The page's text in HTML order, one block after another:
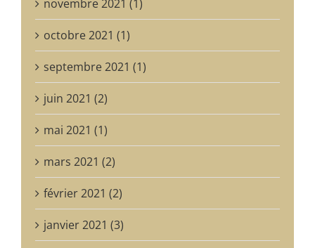
novembre 2021 (1)
octobre 2021 (1)
septembre 2021 (1)
juin 2021 (2)
mai 2021 (1)
mars 2021 (2)
février 2021 (2)
janvier 2021 (3)